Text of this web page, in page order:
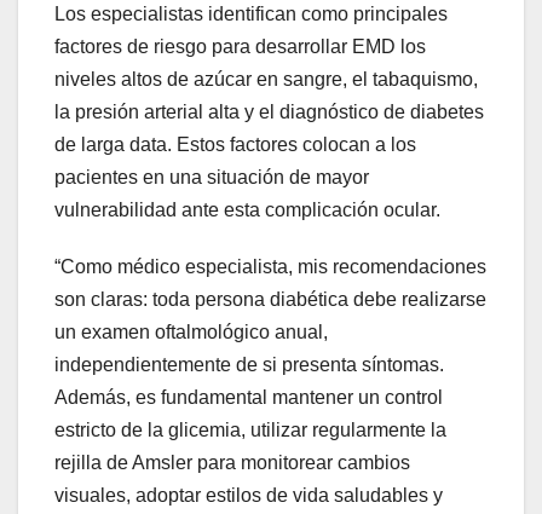
Los especialistas identifican como principales
factores de riesgo para desarrollar EMD los
niveles altos de azúcar en sangre, el tabaquismo,
la presión arterial alta y el diagnóstico de diabetes
de larga data. Estos factores colocan a los
pacientes en una situación de mayor
vulnerabilidad ante esta complicación ocular.
“Como médico especialista, mis recomendaciones
son claras: toda persona diabética debe realizarse
un examen oftalmológico anual,
independientemente de si presenta síntomas.
Además, es fundamental mantener un control
estricto de la glicemia, utilizar regularmente la
rejilla de Amsler para monitorear cambios
visuales, adoptar estilos de vida saludables y